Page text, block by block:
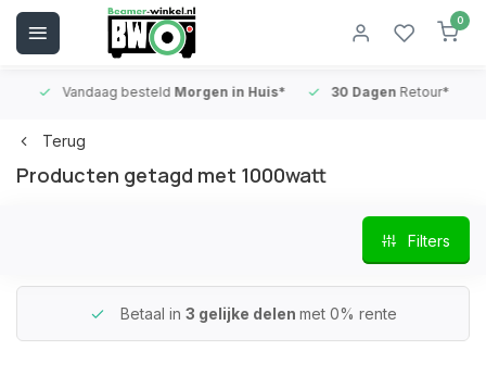
0
Vandaag besteldMorgen in Huis* 30 DagenRetour*
Terug
Producten getagd met 1000watt
Filters
Betaal in 3 gelijke delen met 0% rente